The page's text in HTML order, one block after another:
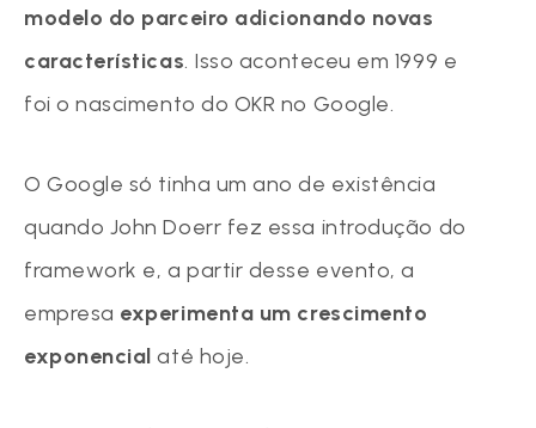
modelo do parceiro adicionando novas
características. Isso aconteceu em 1999 e
foi o nascimento do OKR no Google.
O Google só tinha um ano de existência
quando John Doerr fez essa introdução do
framework e, a partir desse evento, a
empresa experimenta um crescimento
exponencial até hoje.